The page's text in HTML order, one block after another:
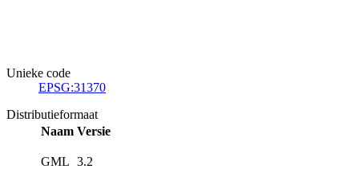
Unieke code
EPSG:31370
Distributieformaat
Naam Versie
GML 3.2